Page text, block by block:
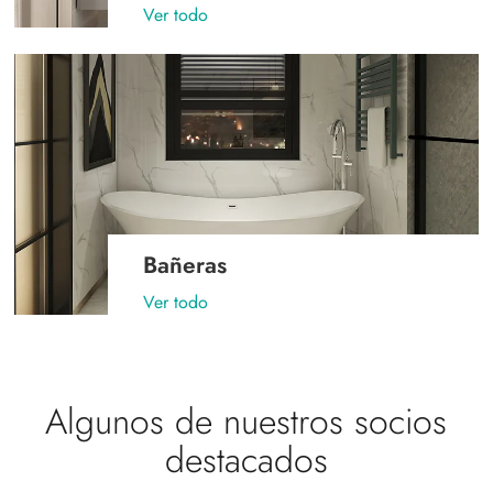
Ver todo
Bañeras
Ver todo
Algunos de nuestros socios
destacados